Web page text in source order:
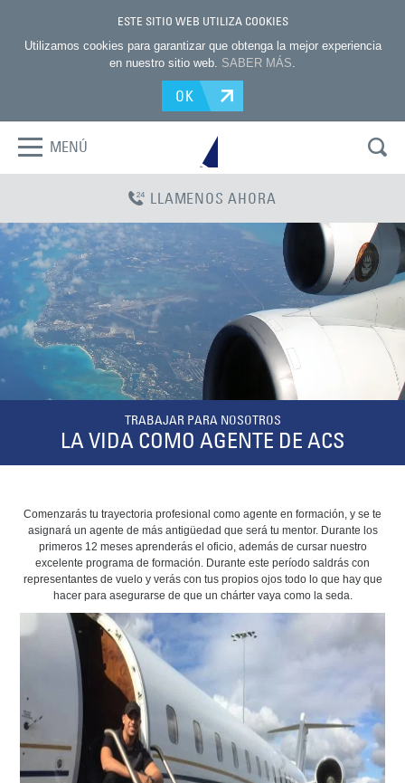
ESTE SITIO WEB UTILIZA COOKIES
Utilizamos cookies para garantizar que obtenga la mejor experiencia
en nuestro sitio web. SABER MÁS.
OK
MENÚ
LLAMENOS AHORA
TRABAJAR PARA NOSOTROS
LA VIDA COMO AGENTE DE ACS
Comenzarás tu trayectoria profesional como agente en formación, y se te
asignará un agente de más antigüedad que será tu mentor. Durante los
primeros 12 meses aprenderás el oficio, además de cursar nuestro
excelente programa de formación. Durante este período saldrás con
representantes de vuelo y verás con tus propios ojos todo lo que hay que
hacer para asegurarse de que un chárter vaya como la seda.